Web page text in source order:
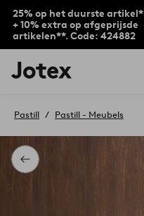
25% op het duurste artikel*
+ 10% extra op afgeprijsde
artikelen**. Code: 424882
Jotex
logo
to
home
page
Terug
Pastill Pastill - Meubels